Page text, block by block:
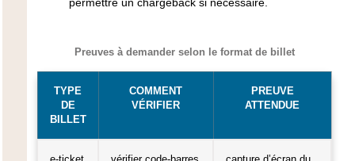
Preuves à demander selon le format de billet
TYPE
DE
BILLET
COMMENT
VÉRIFIER
PREUVE
ATTENDUE